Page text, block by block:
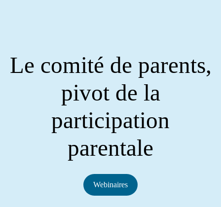
Le comité de parents,
pivot de la
participation
parentale
Webinaires